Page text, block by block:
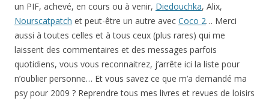
un PIF, achevé, en cours ou à venir, Diedouchka, Alix,
Nourscatpatch et peut-être un autre avec Coco 2… Merci
aussi à toutes celles et à tous ceux (plus rares) qui me
laissent des commentaires et des messages parfois
quotidiens, vous vous reconnaitrez, j’arrête ici la liste pour
n’oublier personne… Et vous savez ce que m’a demandé ma
psy pour 2009 ? Reprendre tous mes livres et revues de loisirs